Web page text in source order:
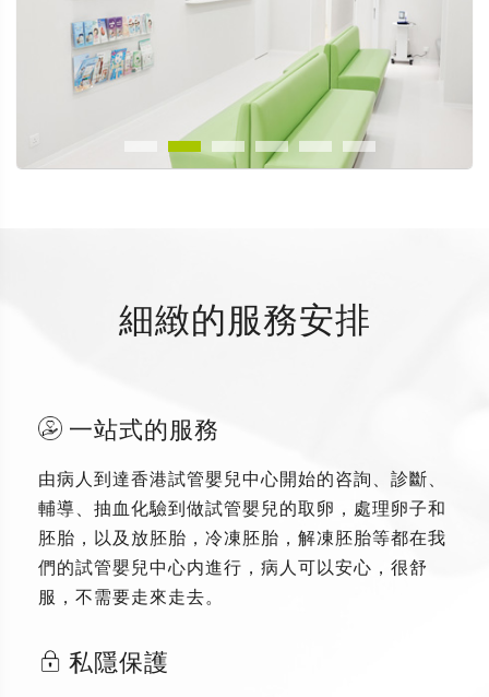
細緻的服務安排
一站式的服務
由病人到達香港試管嬰兒中心開始的咨詢、診斷、
輔導、抽血化驗到做試管嬰兒的取卵，處理卵子和
胚胎，以及放胚胎，冷凍胚胎，解凍胚胎等都在我
們的試管嬰兒中心内進行，病人可以安心，很舒
服，不需要走來走去。
私隱保護